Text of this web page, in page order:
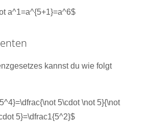
a^1=a^{5+1}=a^6$
kannst du wie folgt
5\cdot \not 5}{\not
5}=\dfrac1{5^2}$